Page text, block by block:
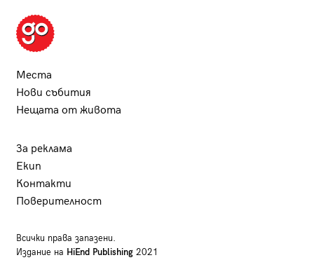
Места
Нови събития
Нещата от живота
За реклама
Екип
Контакти
Поверителност
Всички права запазени.
Издание на HiEnd Publishing2021